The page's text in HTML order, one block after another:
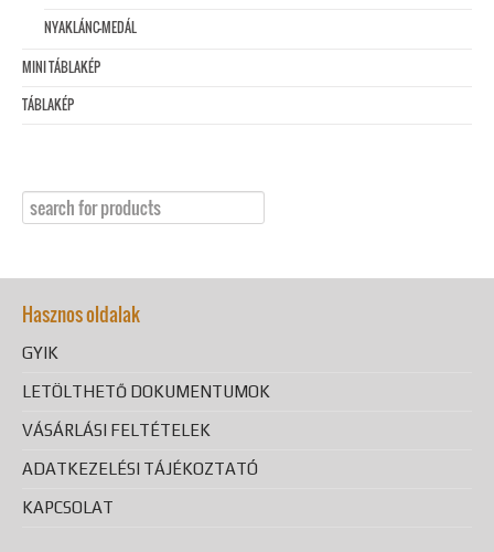
NYAKLÁNC-MEDÁL
MINI TÁBLAKÉP
TÁBLAKÉP
Hasznos oldalak
GYIK
LETÖLTHETŐ DOKUMENTUMOK
VÁSÁRLÁSI FELTÉTELEK
ADATKEZELÉSI TÁJÉKOZTATÓ
KAPCSOLAT